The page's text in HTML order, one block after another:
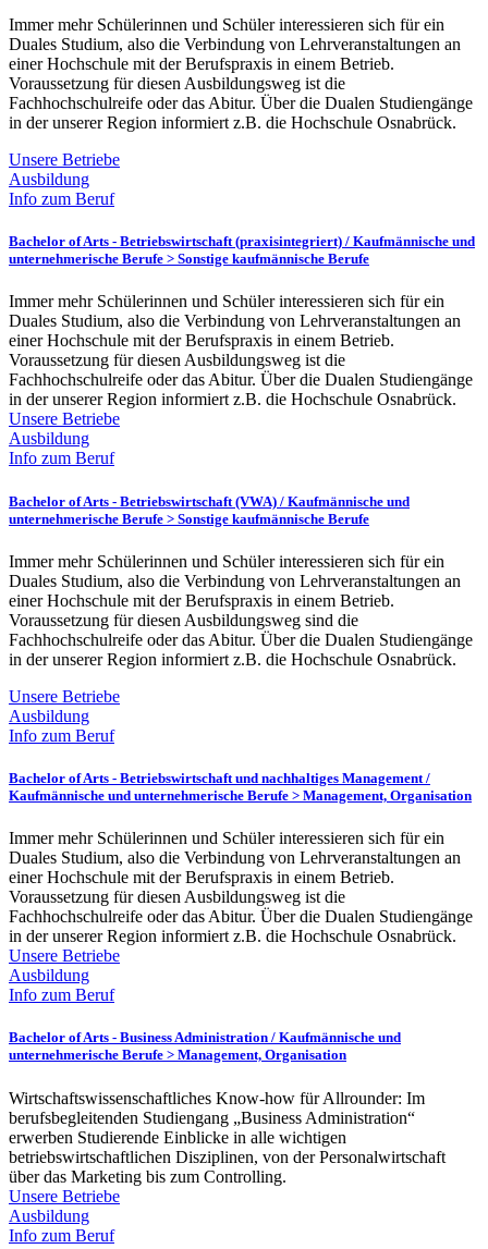
Immer mehr Schülerinnen und Schüler interessieren sich für ein
Duales Studium, also die Verbindung von Lehrveranstaltungen an
einer Hochschule mit der Berufspraxis in einem Betrieb.
Voraussetzung für diesen Ausbildungsweg ist die
Fachhochschulreife oder das Abitur. Über die Dualen Studiengänge
in der unserer Region informiert z.B. die Hochschule Osnabrück.
Unsere Betriebe
Ausbildung
Info zum Beruf
Bachelor of Arts - Betriebswirtschaft (praxisintegriert) / Kaufmännische und
unternehmerische Berufe > Sonstige kaufmännische Berufe
Immer mehr Schülerinnen und Schüler interessieren sich für ein
Duales Studium, also die Verbindung von Lehrveranstaltungen an
einer Hochschule mit der Berufspraxis in einem Betrieb.
Voraussetzung für diesen Ausbildungsweg ist die
Fachhochschulreife oder das Abitur. Über die Dualen Studiengänge
in der unserer Region informiert z.B. die Hochschule Osnabrück.
Unsere Betriebe
Ausbildung
Info zum Beruf
Bachelor of Arts - Betriebswirtschaft (VWA) / Kaufmännische und
unternehmerische Berufe > Sonstige kaufmännische Berufe
Immer mehr Schülerinnen und Schüler interessieren sich für ein
Duales Studium, also die Verbindung von Lehrveranstaltungen an
einer Hochschule mit der Berufspraxis in einem Betrieb.
Voraussetzung für diesen Ausbildungsweg sind die
Fachhochschulreife oder das Abitur. Über die Dualen Studiengänge
in der unserer Region informiert z.B. die Hochschule Osnabrück.
Unsere Betriebe
Ausbildung
Info zum Beruf
Bachelor of Arts - Betriebswirtschaft und nachhaltiges Management /
Kaufmännische und unternehmerische Berufe > Management, Organisation
Immer mehr Schülerinnen und Schüler interessieren sich für ein
Duales Studium, also die Verbindung von Lehrveranstaltungen an
einer Hochschule mit der Berufspraxis in einem Betrieb.
Voraussetzung für diesen Ausbildungsweg ist die
Fachhochschulreife oder das Abitur. Über die Dualen Studiengänge
in der unserer Region informiert z.B. die Hochschule Osnabrück.
Unsere Betriebe
Ausbildung
Info zum Beruf
Bachelor of Arts - Business Administration / Kaufmännische und
unternehmerische Berufe > Management, Organisation
Wirtschaftswissenschaftliches Know-how für Allrounder: Im
berufsbegleitenden Studiengang „Business Administration“
erwerben Studierende Einblicke in alle wichtigen
betriebswirtschaftlichen Disziplinen, von der Personalwirtschaft
über das Marketing bis zum Controlling.
Unsere Betriebe
Ausbildung
Info zum Beruf